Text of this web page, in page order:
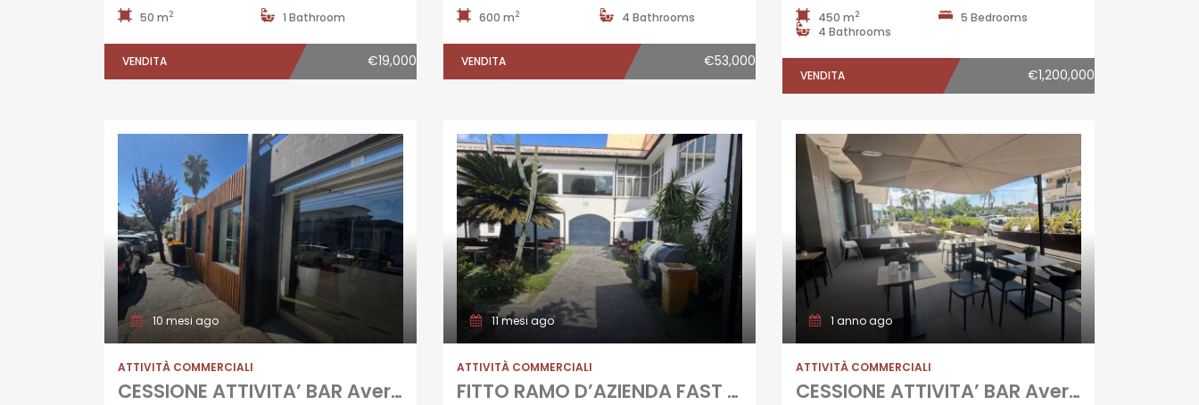
50 m2 1 Bathroom
VENDITA €19,000
600 m2 4 Bathrooms
VENDITA €53,000
450 m2
5 Bedrooms
4 Bathrooms
VENDITA €1,200,000
10 mesi ago
ATTIVITÀ COMMERCIALI
CESSIONE ATTIVITA’ BAR Aversa-Via Salvo D’Acquisto
11 mesi ago
ATTIVITÀ COMMERCIALI
FITTO RAMO D’AZIENDA FAST FOOD Aversa-Via Roma
1 anno ago
ATTIVITÀ COMMERCIALI
CESSIONE ATTIVITA’ BAR Aversa-Via Paolo Riverso